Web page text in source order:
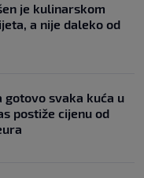
je kulinarskom
a nije daleko od
gotovo svaka kuća u
postiže cijenu od